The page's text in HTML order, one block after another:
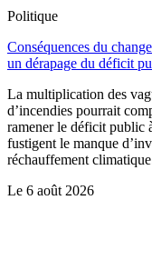
Politique
Conséquences du
un dérapage du déficit
La multiplication des
d’incendies pourrait
ramener le déficit public
fustigent le manque
réchauffement
Le 6 août 2026